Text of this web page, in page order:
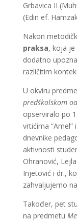
Grbavica II
(Edin ef.
Nakon
praksa, koja je
dodatno
različitim
U okviru
predškolskom
opserviralo po
vrtićima “Amel”
dnevnike
aktivnosti
Ohranović,
Injetović i dr.,
zahvaljujemo
Također, pet
na predmetu